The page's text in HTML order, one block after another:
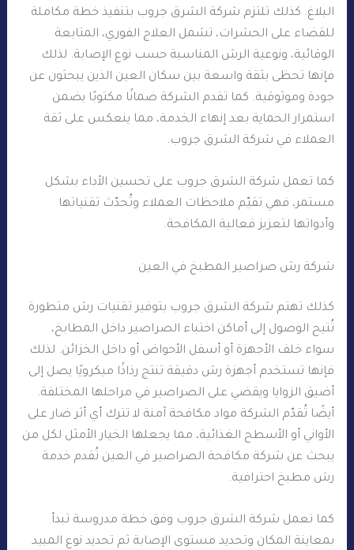
البلاغ. كذلك تلتزم شركة الشرق جروب بتنفيذ خطة مكاملة
للقضاء على الحشرات، تشمل العلاج الفوري، المتابعة
الوقائية، ونوعية الرش المناسبة حسب نوع الإصابة. لذلك
فإنها تحظى بثقة واسعة بين سكان العين الذين يبحثون عن
جودة وموثوقية. كما تقدم الشركة ضمانًا مكتوبًا يضمن
استمرار الحماية بعد إنهاء الخدمة، مما ينعكس على ثقة
العملاء في شركة الشرق جروب.
كما تعمل شركة الشرق جروب على تحسين الأداء بشكل
مستمر، فهي تقيّم ملاحظات العملاء وتُحدّث تقنياتها
وأدواتها لتعزيز فعالية المكافحة.
شركة رش صراصير المطبخ في العين
كذلك تهتم شركة الشرق جروب بتوفير تقنيات رش متطورة
تُتيح الوصول إلى أماكن اختباء الصراصير داخل المطابخ،
سواء خلف الأجهزة أو أسفل الأحواض أو داخل الخزائن. لذلك
فإنها تستخدم أجهزة رش دقيقة تنتج رذاذًا ميكرويًا يصل إلى
أضيق الزوايا ويقضي على الصراصير في مراحلها المختلفة.
أيضًا تُقدّم الشركة مواد مكافحة آمنة لا تترك أي أثر ضار على
الأواني أو الأسطح الغذائية، مما يجعلها الخيار الأمثل لكل من
يبحث عن شركة مكافحة الصراصير في العين تُقدم خدمة
رش مطبخ احترافية.
كما تعمل شركة الشرق جروب وفق خطة مدروسة تبدأ
بمعاينة المكان وتحديد مستوى الإصابة ثم تحديد نوع المبيد